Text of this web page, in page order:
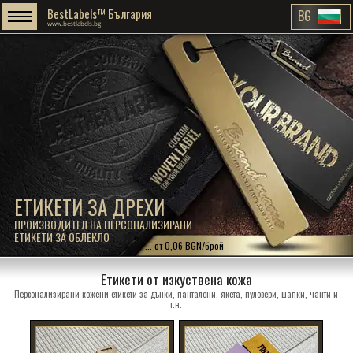
ЕТИКЕТИ ЗА ДРЕХИ
ПРОИЗВОДИТЕЛ НА ПЕРСОНАЛИЗИРАНИ
ЕТИКЕТИ ЗА ОБЛЕКЛО
BestLabels™ България
www.bestlabels.bg BG
... от 0,06 BGN/брой
Етикети от изкуствена кожа
Персонализирани кожени етикети за дънки, панталони, якета, пуловери, шапки, чанти и
т.н.